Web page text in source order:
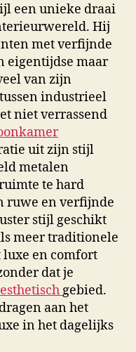
een unieke draai
Hij
met verfijnde
eigentijdse maar
van zijn
industrieel
niet verrassend
uit zijn stijl
metalen
te hard
ruwe en verfijnde
stijl geschikt
meer traditionele
en comfort
dat je
esthetisch gebied.
aan het
in het dagelijks